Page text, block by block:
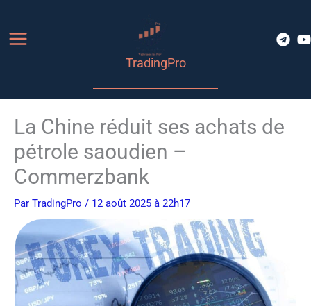
contenu
TradingPro
La Chine réduit ses achats de
pétrole saoudien –
Commerzbank
Par TradingPro / 12 août 2025 à 22h17